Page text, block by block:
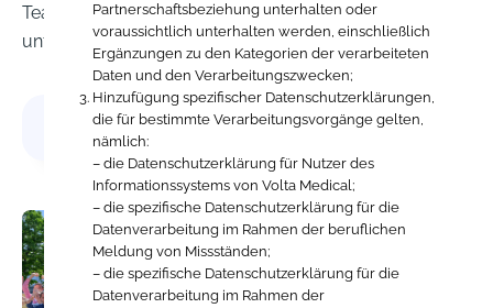
Partnerschaftsbeziehung unterhalten oder
voraussichtlich unterhalten werden, einschließlich
Ergänzungen zu den Kategorien der verarbeiteten
Daten und den Verarbeitungszwecken;
Hinzufügung spezifischer Datenschutzerklärungen,
die für bestimmte Verarbeitungsvorgänge gelten,
nämlich:
– die Datenschutzerklärung für Nutzer des
Informationssystems von Volta Medical;
– die spezifische Datenschutzerklärung für die
Datenverarbeitung im Rahmen der beruflichen
Meldung von Missständen;
– die spezifische Datenschutzerklärung für die
Datenverarbeitung im Rahmen der
Teams für Personalwesen, Finanzen, Recht und IT
unterstützt.
Index für berufliche Gleichstellung 2025